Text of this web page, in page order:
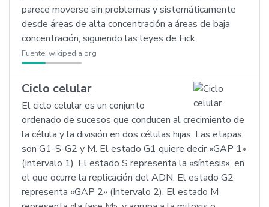
parece moverse sin problemas y sistemáticamente
desde áreas de alta concentración a áreas de baja
concentración, siguiendo las leyes de Fick.
Fuente: wikipedia.org
Ciclo celular
El ciclo celular es un conjunto
ordenado de sucesos que conducen al crecimiento de
la célula y la división en dos células hijas. Las etapas,
son G1-S-G2 y M. El estado G1 quiere decir «GAP 1»
(Intervalo 1). El estado S representa la «síntesis», en
el que ocurre la replicación del ADN. El estado G2
representa «GAP 2» (Intervalo 2). El estado M